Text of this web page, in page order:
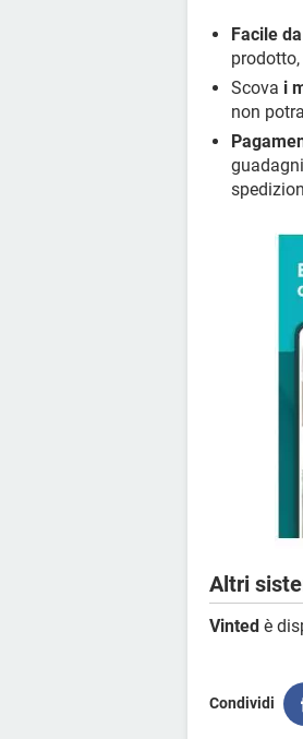
Facile
Scova i
non
Altri
Vinted è
Condividi